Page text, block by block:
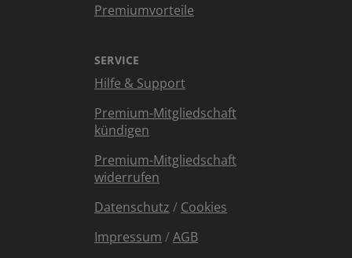
Premiumvorteile
SERVICE
Hilfe & Support
Premium-Mitgliedschaft
kündigen
Premium-Mitgliedschaft
widerrufen
Datenschutz / Cookies
Impressum /AGB